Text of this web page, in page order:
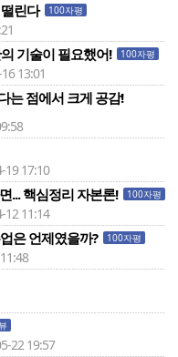
떨린다 100자평
기술이 필요했어! 100자평
13:01
는 점에서 크게 공감!
17:10
... 핵심정리 자본론! 100자평
11:14
은 언제였을까? 100자평
22 19:57